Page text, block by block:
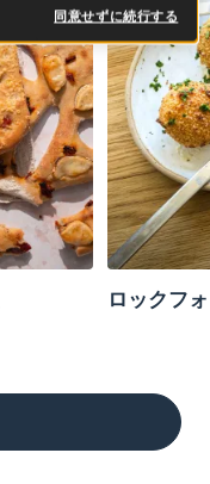
ロックフ
同意せずに続行する